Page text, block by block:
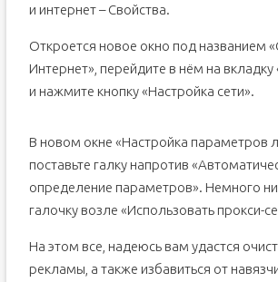
и интернет – Свойства.
Откроется новое окно под названием
Интернет», перейдите в нём на
и нажмите кнопку «Настройка сети».
В новом окне «Настройка параметров
поставьте галку напротив
определение параметров». Немного
галочку возле «Использовать прокси-
На этом все, надеюсь вам удастся
рекламы, а также избавиться от